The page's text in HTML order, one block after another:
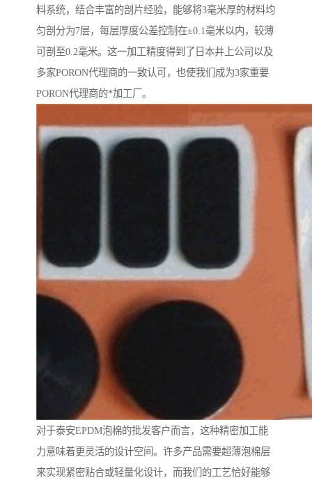
料系统，结合丰富的剖片经验，能够将3毫米厚的材料均
匀剖分为7层，每层厚度公差控制在±0.1毫米以内，较薄
可剖至0.2毫米。这一加工精度得到了日本井上公司以及
多家PORON代理商的一致认可，也使我们成为3家重要
PORON代理商的*加工厂。
对于泰安EPDM泡棉的批发客户而言，这种精密加工能
力意味着更灵活的设计空间。许多产品需要超薄泡棉层
来实现紧密贴合或轻量化设计，而我们的工艺恰好能够